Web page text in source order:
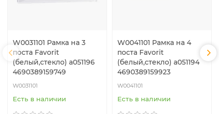
W0031101 Рамка на 3
поста Favorit
(белый,стекло) a051196
4690389159749
W0031101
Есть в наличии
W0041101 Рамка на 4
поста Favorit
(белый,стекло) a051194
4690389159923
W0041101
Есть в наличии